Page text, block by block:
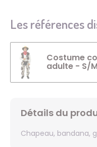
Les références
Costume
adulte - S/
Détails du
Chapeau, bandana,